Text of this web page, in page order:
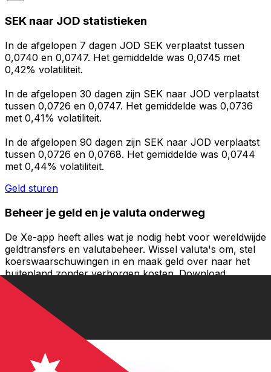
SEK naar JOD statistieken
In de afgelopen 7 dagen JOD SEK verplaatst tussen
0,0740 en 0,0747. Het gemiddelde was 0,0745 met
0,42% volatiliteit.
In de afgelopen 30 dagen zijn SEK naar JOD verplaatst
tussen 0,0726 en 0,0747. Het gemiddelde was 0,0736
met 0,41% volatiliteit.
In de afgelopen 90 dagen zijn SEK naar JOD verplaatst
tussen 0,0726 en 0,0768. Het gemiddelde was 0,0744
met 0,44% volatiliteit.
Geld sturen
Beheer je geld en je valuta onderweg
De Xe-app heeft alles wat je nodig hebt voor wereldwijde
geldtransfers en valutabeheer. Wissel valuta's om, stel
koerswaarschuwingen in en maak geld over naar het
buitenland zonder verborgen kosten. Download
vandaag nog!